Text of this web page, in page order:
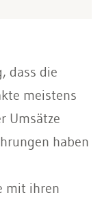
dass die
meistens
Umsätze
haben
mit ihren